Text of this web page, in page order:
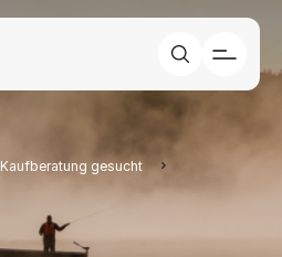
Kaufberatung gesucht